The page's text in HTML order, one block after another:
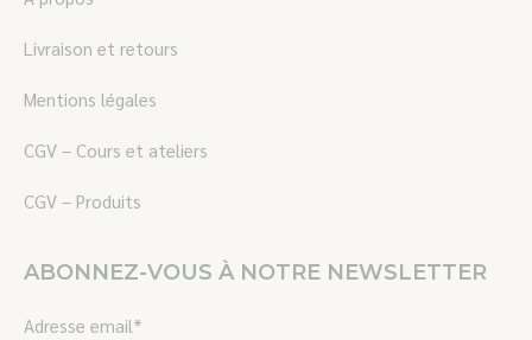
Livraison et retours
Mentions légales
CGV – Cours et ateliers
CGV – Produits
ABONNEZ-VOUS À NOTRE NEWSLETTER
Adresse email*